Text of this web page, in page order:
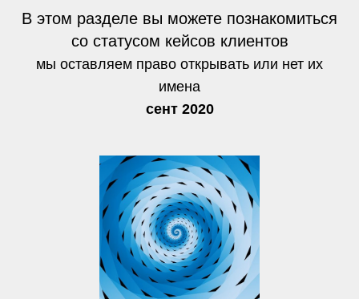
В этом разделе вы можете познакомиться
со статусом кейсов клиентов
мы оставляем право открывать или нет их
имена
сент 2020